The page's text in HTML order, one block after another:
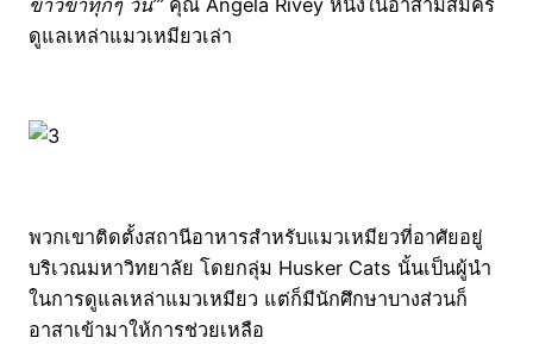
ดูแลเหล่าแมวเหมียวเล่า
พวกเขาติดตั้งสถานีอาหารสำหรับแมวเหมียวที่อาศัยอยู่
บริเวณมหาวิทยาลัย โดยกลุ่ม Husker Cats นั้นเป็นผู้นำ
ในการดูแลเหล่าแมวเหมียว แต่ก็มีนักศึกษาบางส่วนก็
อาสาเข้ามาให้การช่วยเหลือ